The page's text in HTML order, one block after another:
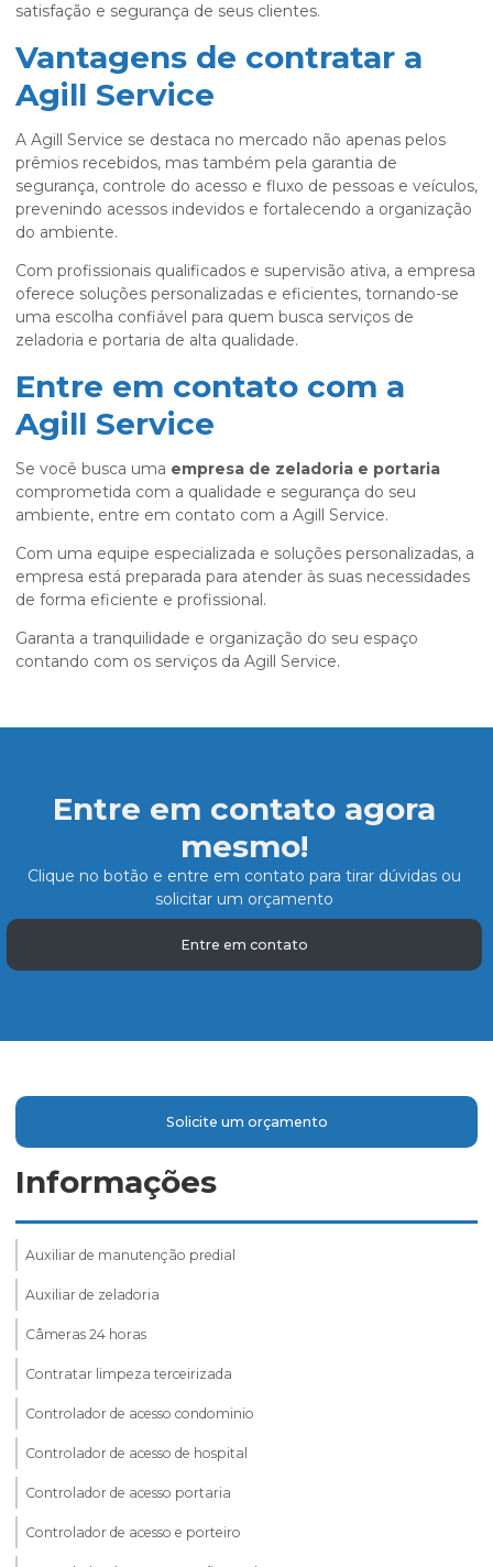
satisfação e segurança de seus clientes.
Vantagens de contratar a
Agill Service
A Agill Service se destaca no mercado não apenas pelos
prêmios recebidos, mas também pela garantia de
segurança, controle do acesso e fluxo de pessoas e veículos,
prevenindo acessos indevidos e fortalecendo a organização
do ambiente.
Com profissionais qualificados e supervisão ativa, a empresa
oferece soluções personalizadas e eficientes, tornando-se
uma escolha confiável para quem busca serviços de
zeladoria e portaria de alta qualidade.
Entre em contato com a
Agill Service
Se você busca uma empresa de zeladoria e portaria
comprometida com a qualidade e segurança do seu
ambiente, entre em contato com a Agill Service.
Com uma equipe especializada e soluções personalizadas, a
empresa está preparada para atender às suas necessidades
de forma eficiente e profissional.
Garanta a tranquilidade e organização do seu espaço
contando com os serviços da Agill Service.
Entre em contato agora
mesmo!
Clique no botão e entre em contato para tirar dúvidas ou
solicitar um orçamento
Entre em contato
Solicite um orçamento
Informações
Auxiliar de manutenção predial
Auxiliar de zeladoria
Câmeras 24 horas
Contratar limpeza terceirizada
Controlador de acesso condominio
Controlador de acesso de hospital
Controlador de acesso portaria
Controlador de acesso e porteiro